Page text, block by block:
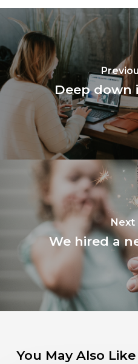
Deep down
Next
We hired a
You May Also Like